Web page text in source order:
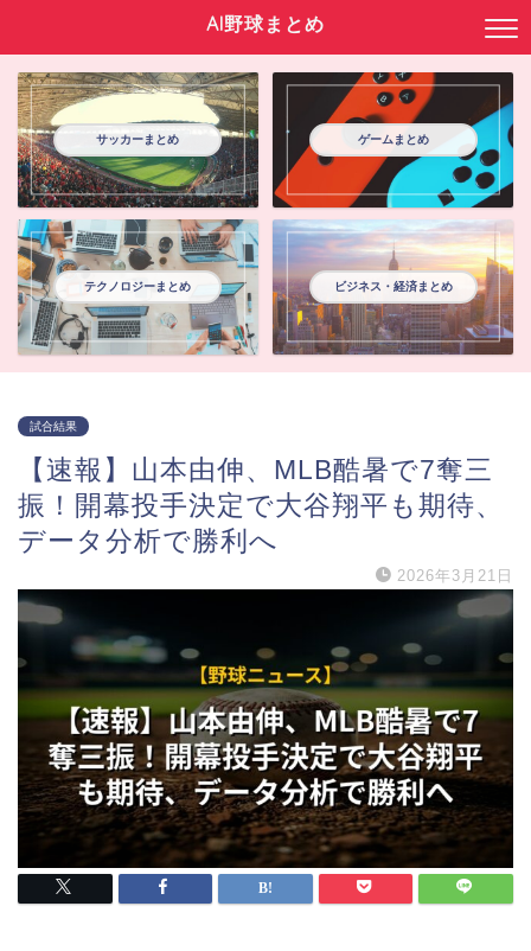
AI野球まとめ
サッカーまとめ ゲームまとめ
テクノロジーまとめ ビジネス・経済まとめ
試合結果
【速報】山本由伸、MLB酷暑で7奪三
振！開幕投手決定で大谷翔平も期待、
データ分析で勝利へ
2026年3月21日